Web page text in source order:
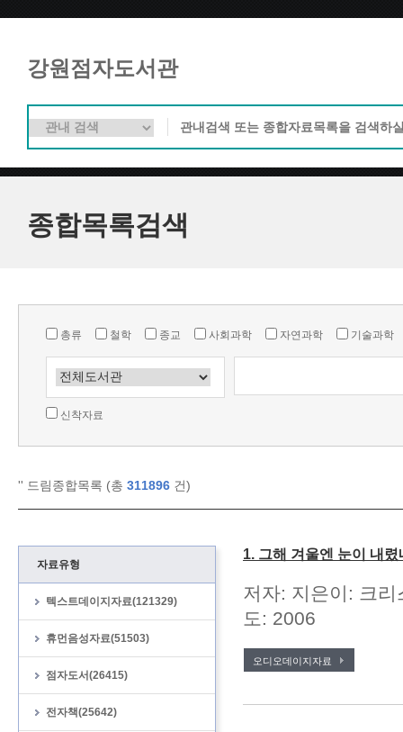
강원점자도서관
종합목록검색
총류 철학 종교 사회과학 자연과학 기술과학
신착자료
'' 드림종합목록 (총 311896 건)
자료유형
텍스트데이지자료(121329)
휴먼음성자료(51503)
점자도서(26415)
전자책(25642)
1. 그해 겨울엔 눈이 내렸
저자: 지은이: 크
도: 2006
오디오데이지자료